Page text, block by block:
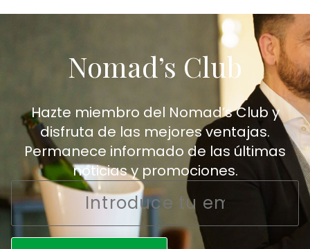
Nomad’s Club
Hazte miembro del Nomad’s Club y
disfruta de las mejores ventajas.
Permanece informado de las últimas
noticias y promociones.
Email
*